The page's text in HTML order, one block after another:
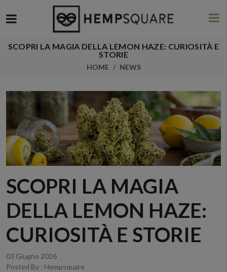
SCOPRI LA MAGIA DELLA LEMON HAZE: CURIOSITÀ E
STORIE
HOME NEWS
SCOPRI LA MAGIA
DELLA LEMON HAZE:
CURIOSITÀ E STORIE
03 Giugno 2026
Posted By : Hempsquare